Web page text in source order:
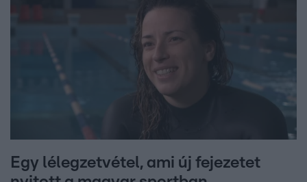
Egy lélegzetvétel, ami új fejezetet